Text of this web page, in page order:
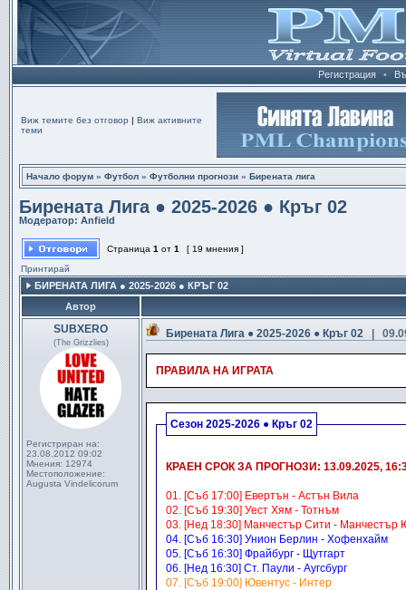
Регистрация •
Виж темите без отговор | Виж активните
теми
Начало форум » Футбол » Футболни прогнози » Бирената лига
Бирената Лига ● 2025-2026 ● Кръг 02
Модератор: Anfield
Страница 1 от 1
[ 19 мнения ]
Принтирай
БИРЕНАТА ЛИГА ● 2025-2026 ● КРЪГ 02
Автор
SUBXERO
(The Grizzlies)
Регистриран на:
23.08.2012 09:02
Мнения: 12974
Местоположение:
Augusta Vindelicorum
Бирената Лига ● 2025-2026 ● Кръг 02 |
ПРАВИЛА НА ИГРАТА
Сезон 2025-2026 ● Кръг 02
КРАЕН СРОК ЗА ПРОГНОЗИ: 13.09.2025,
01. [Съб 17:00] Евертън - Астън Вила
02. [Съб 19:30] Уест Хям - Тотнъм
03. [Нед 18:30] Манчестър Сити - Манчестър
04. [Съб 16:30] Унион Берлин - Хофенхайм
05. [Съб 16:30] Фрайбург - Щутгарт
06. [Нед 16:30] Ст. Паули - Аугсбург
07. [Съб 19:00] Ювентус - Интер